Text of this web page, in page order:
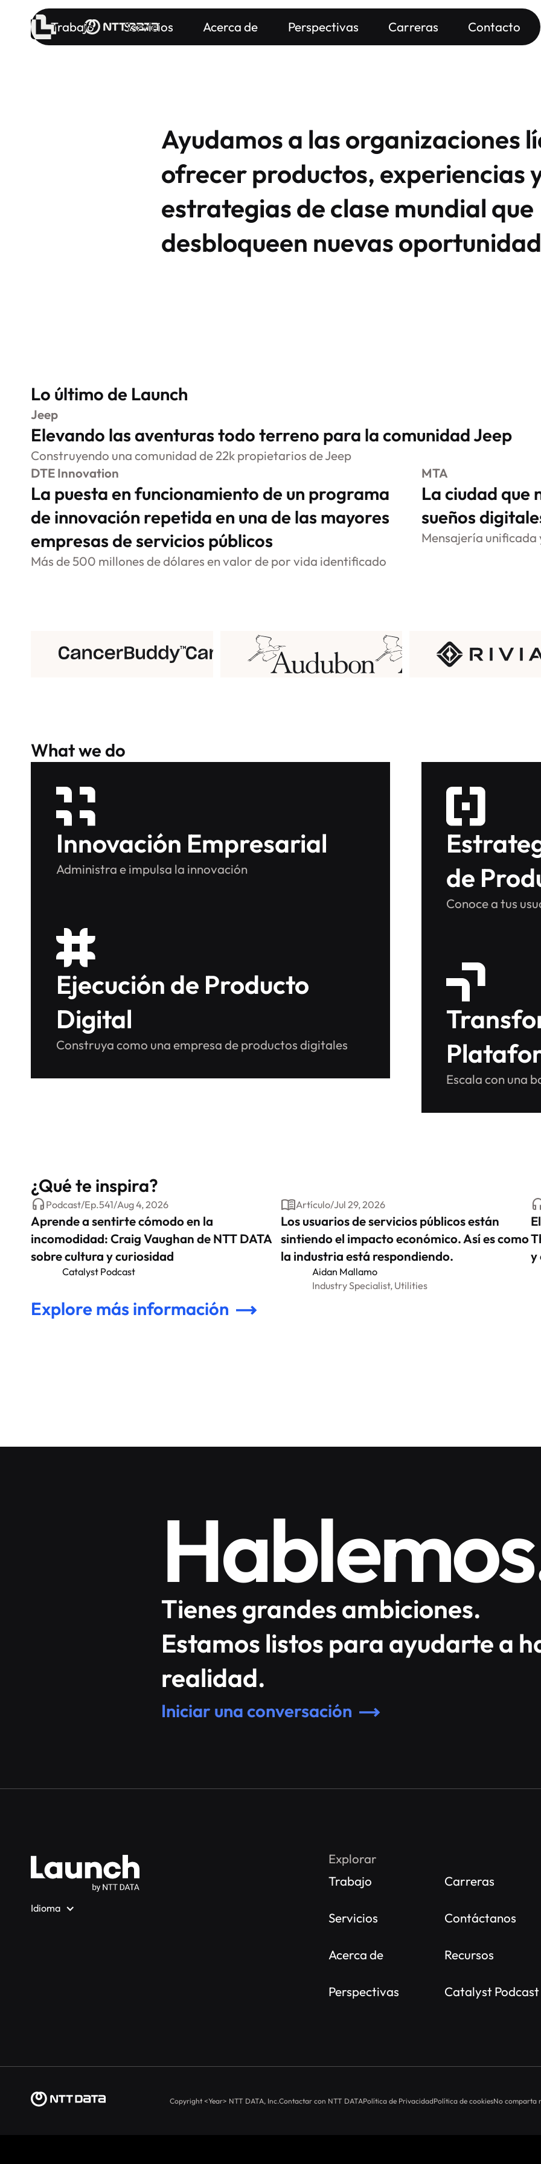
Trabajo Servicios Acerca de Perspectivas Carreras Contacto
Ayudamos a las organizaciones
ofrecer productos, experiencias
estrategias de clase mundial que
desbloqueen nuevas
Lo último de Launch
Jeep
Elevando las aventuras todo terreno para la comunidad Jeep
Construyendo una comunidad de 22k propietarios de Jeep
DTE Innovation
La puesta en funcionamiento de un programa
de innovación repetida en una de las mayores
empresas de servicios públicos
Más de 500 millones de dólares en valor de por vida identificado
MTA
La ciudad que
sueños
Mensajería unificada
What we do
Innovación Empresarial
Administra e impulsa la innovación
Ejecución de Producto
Digital
Construya como una empresa de productos digitales
de
Conoce a tus
Escala con una
¿Qué te inspira?
Podcast/Ep.541/Aug 4, 2026
Aprende a sentirte cómodo en la
incomodidad: Craig Vaughan de NTT DATA
sobre cultura y curiosidad
Catalyst Podcast
Artículo/Jul 29, 2026
Los usuarios de servicios públicos están
sintiendo el impacto económico. Así es como
la industria está respondiendo.
Aidan Mallamo
Industry Specialist, Utilities
y
Explore más información
Tienes grandes ambiciones.
Estamos listos para ayudarte a
realidad.
Iniciar una conversación
Idioma
Explorar
Trabajo
Servicios
Acerca de
Perspectivas
Carreras
Contáctanos
Recursos
Catalyst Podcast
Copyright <Year> NTT DATA, Inc.Contactar con NTT DATAPolítica de PrivacidadPolítica de cookiesNo comparta